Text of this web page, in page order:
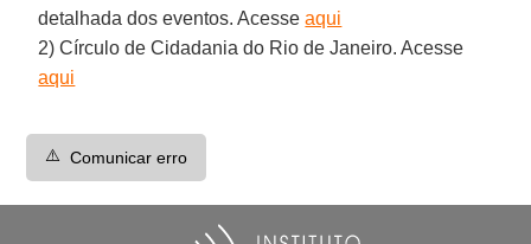
detalhada dos eventos. Acesseaqui
2) Círculo de Cidadania do Rio de Janeiro. Acesse
aqui
⚠️ Comunicar erro